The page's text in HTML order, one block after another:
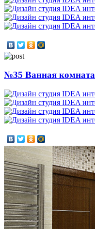
№35 Ванная комната